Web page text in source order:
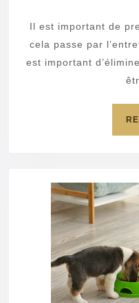
Il est important de
cela passe par
est important